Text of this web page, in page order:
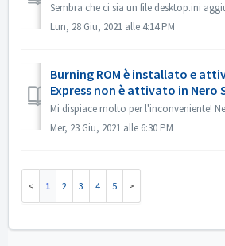
Lun, 28 Giu, 2021 alle 4:14 PM
Burning ROM è installato e
Express non è attivato in Nero
Mer, 23 Giu, 2021 alle 6:30 PM
1 2 3 4 5